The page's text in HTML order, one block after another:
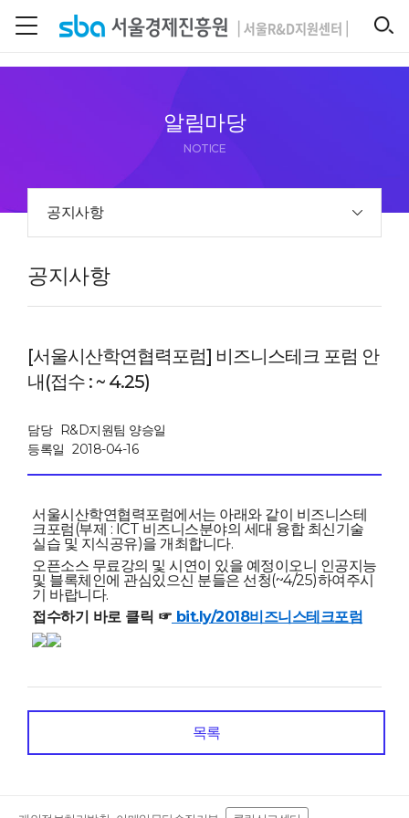
알림마당
NOTICE
공지사항
공지사항
[서울시산학연협력포럼] 비즈니스테크 포럼 안
내(접수 : ~ 4.25)
담당
R&D지원팀 양승일
등록일 2018-04-16
서울시산학연협력포럼에서는 아래와 같이 비즈니스테
크포럼(부제 : ICT 비즈니스분야의 세대 융합 최신기술
실습 및 지식공유)을 개최합니다.
오픈소스 무료강의 및 시연이 있을 예정이오니 인공지능
및 블록체인에 관심있으신 분들은 선청(~4/25)하여주시
기 바랍니다.
접수하기 바로 클릭 ☞ bit.ly/2018비즈니스테크포럼
목록